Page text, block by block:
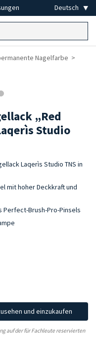
Nagelfarbe
„Red
Studio
Laqerìs Studio TNS in
mit hoher Deckkraft und
Perfect-Brush-Pro-Pinsels
und einzukaufen
auf der für Fachleute reservierten